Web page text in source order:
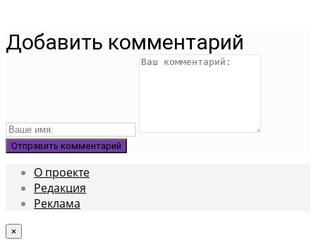
Добавить комментарий
О проекте
Редакция
Реклама
×